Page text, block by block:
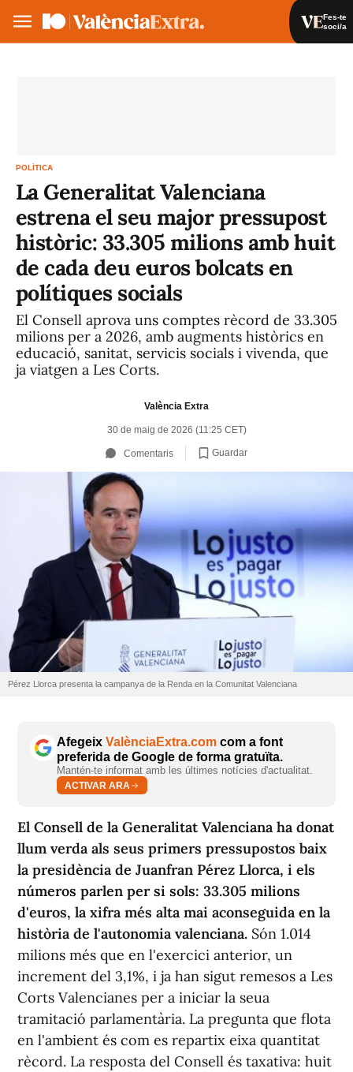
Fes-te
soci/a
POLÍTICA
La Generalitat Valenciana
estrena el seu major pressupost
històric: 33.305 milions amb huit
de cada deu euros bolcats en
polítiques socials
El Consell aprova uns comptes rècord de 33.305
milions per a 2026, amb augments històrics en
educació, sanitat, servicis socials i vivenda, que
ja viatgen a Les Corts.
València Extra
30 de maig de 2026 (11:25 CET)
Comentaris Guardar
Pérez Llorca presenta la campanya de la Renda en la Comunitat Valenciana
Afegeix ValènciaExtra.com com a font
preferida de Google de forma gratuïta.
Mantén-te informat amb les últimes notícies d'actualitat.
ACTIVAR ARA
El Consell de la Generalitat Valenciana ha donat
llum verda als seus primers pressupostos baix
la presidència de Juanfran Pérez Llorca, i els
números parlen per si sols: 33.305 milions
d'euros, la xifra més alta mai aconseguida en la
història de l'autonomia valenciana. Són 1.014
milions més que en l'exercici anterior, un
increment del 3,1%, i ja han sigut remesos a Les
Corts Valencianes per a iniciar la seua
tramitació parlamentària. La pregunta que flota
en l'ambient és com es repartix eixa quantitat
rècord. La resposta del Consell és taxativa: huit